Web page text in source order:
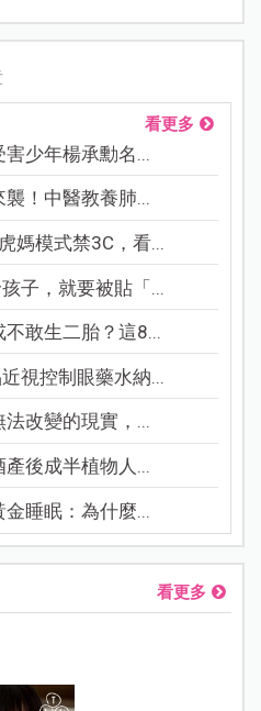
看更多
少年楊承勳名...
！中醫教養肺...
媽模式禁3C，看...
子，就要被貼「...
敢生二胎？這8...
視控制眼藥水納...
改變的現實，...
後成半植物人...
睡眠：為什麼...
看更多